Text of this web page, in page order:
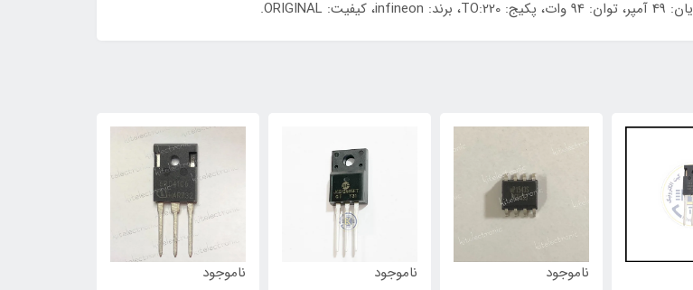
ناموجود ناموجود ناموجود